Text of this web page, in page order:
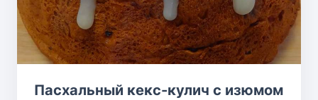
Пасхальный кекс-кулич с изюмом